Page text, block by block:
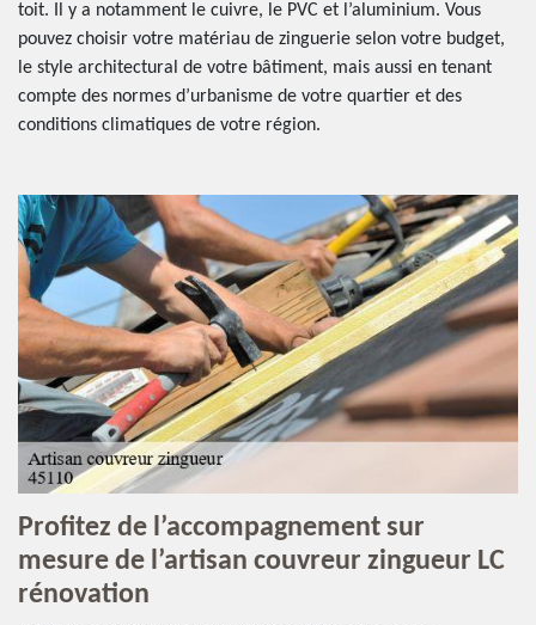
toit. Il y a notamment le cuivre, le PVC et l’aluminium. Vous
pouvez choisir votre matériau de zinguerie selon votre budget,
le style architectural de votre bâtiment, mais aussi en tenant
compte des normes d’urbanisme de votre quartier et des
conditions climatiques de votre région.
Profitez de l’accompagnement sur
mesure de l’artisan couvreur zingueur LC
rénovation